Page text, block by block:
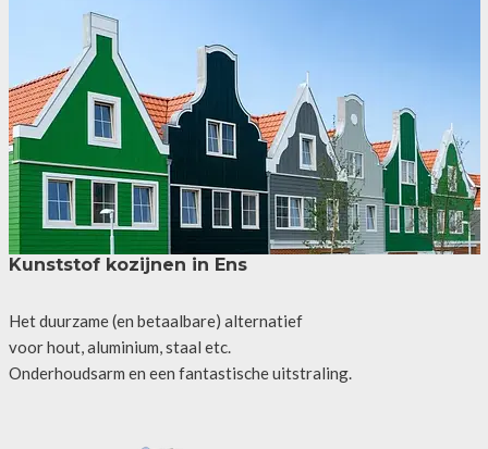
Kunststof kozijnen in Ens
Het duurzame (en betaalbare) alternatief
voor hout, aluminium, staal etc.
Onderhoudsarm en een fantastische uitstraling.